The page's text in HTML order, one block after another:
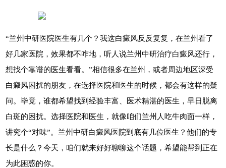
“兰州中研医院医生有几个？我这白癜风反反复复，在兰州看了
好几家医院，效果都不咋地，听人说兰州中研治疗白癜风还行，
想找个靠谱的医生看看。”相信很多在兰州，或者周边地区深受
白癜风困扰的朋友，在选择医院和医生的时候，都会有这样的疑
问。毕竟，谁都希望找到经验丰富、医术精湛的医生，早日脱离
白斑的困扰。选择医院和医生，就像咱们兰州人吃牛肉面一样，
讲究个“对味”。兰州中研白癜风医院到底有几位医生？他们的专
长是什么？今天，咱们就来好好聊聊这个话题，希望能帮到正在
为此困惑的你。